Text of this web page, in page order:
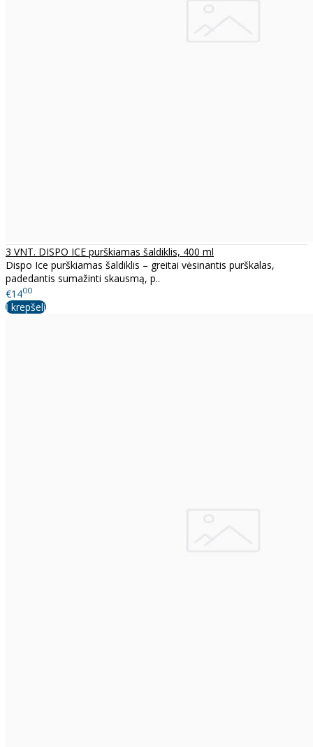
3 VNT. DISPO ICE purškiamas šaldiklis, 400 ml
Dispo Ice purškiamas šaldiklis – greitai vėsinantis purškalas,
padedantis sumažinti skausmą, p..
€1400
Į krepšelį